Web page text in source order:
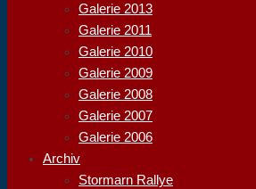
Galerie 2013
Galerie 2011
Galerie 2010
Galerie 2009
Galerie 2008
Galerie 2007
Galerie 2006
Archiv
Stormarn Rallye